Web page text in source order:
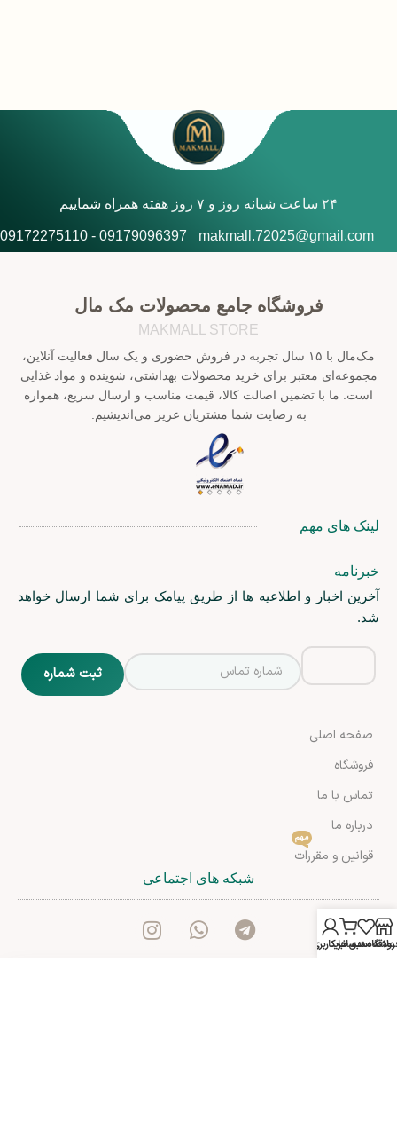
۲۴ ساعت شبانه روز و ۷ روز هفته همراه شماییم
makmall.72025@gmail.com
09179096397 - 09172275110
فروشگاه جامع محصولات مک مال
MAKMALL STORE
مک‌مال با ۱۵ سال تجربه در فروش حضوری و یک سال فعالیت آنلاین،
مجموعه‌ای معتبر برای خرید محصولات بهداشتی، شوینده و مواد غذایی
است. ما با تضمین اصالت کالا، قیمت مناسب و ارسال سریع، همواره
به رضایت شما مشتریان عزیز می‌اندیشیم.
لینک های مهم
خبرنامه
آخرین اخبار و اطلاعیه ها از طریق پیامک برای شما ارسال خواهد
شد.
صفحه اصلی
فروشگاه
تماس با ما
درباره ما
قوانین و مقررات
مهم
شبکه های اجتماعی
علاقه مندی ها
سبد خرید
حساب کاربری من